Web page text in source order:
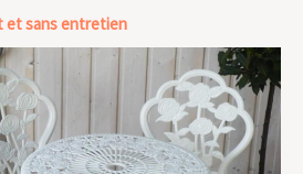
et sans entretien